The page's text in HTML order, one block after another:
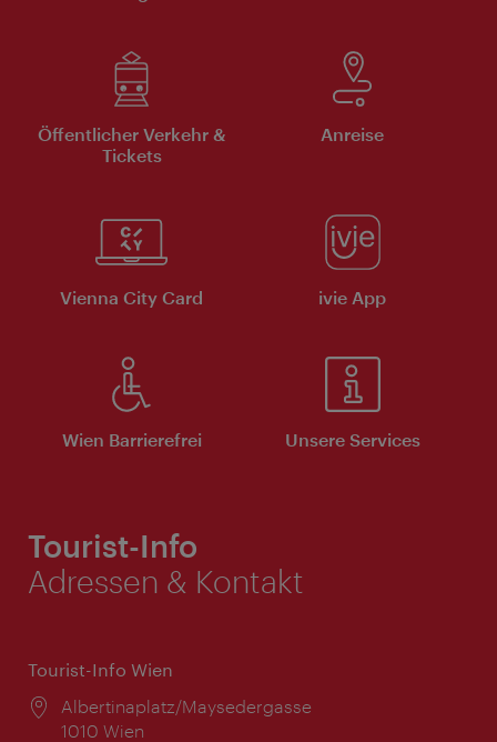
Öffentlicher Verkehr &
Tickets
Anreise
Vienna City Card ivie App
Wien Barrierefrei Unsere Services
Tourist-Info
Adressen & Kontakt
Tourist-Info Wien
Ort:
Albertinaplatz/Maysedergasse
1010 Wien